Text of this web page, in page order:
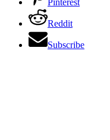
Pinterest
Reddit
Subscribe